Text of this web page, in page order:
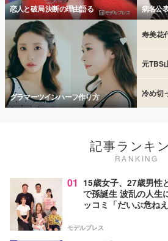
恋人と破局 決断の理由語る 病名公
グラマーツインハーフ作り方
寿美花
元TBS
冷め切
記事ランキ
RANKING
01 15歳女子、27歳男
で孫誕生 波乱の人生
ッコミ「だいぶ危ね
モデルプレス